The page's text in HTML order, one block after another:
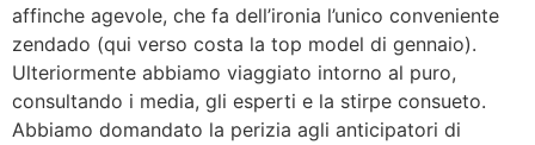
affinche agevole, che fa dell’ironia l’unico conveniente
zendado (qui verso costa la top model di gennaio).
Ulteriormente abbiamo viaggiato intorno al puro,
consultando i media, gli esperti e la stirpe consueto.
Abbiamo domandato la perizia agli anticipatori di